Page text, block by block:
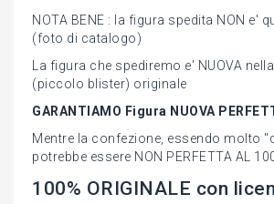
NOTA BENE : la figura spedita NON e'
(foto di catalogo)
La figura che spediremo e' NUOVA
(piccolo blister) originale
GARANTIAMO Figura NUOVA
Mentre la confezione, essendo molto
potrebbe essere NON PERFETTA AL
100% ORIGINALE con